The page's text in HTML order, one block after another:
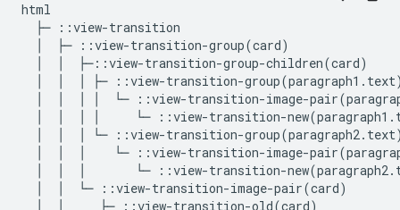
html
  ├─ ::view-transition
  │  ├─ ::view-transition-group(card)
  │  │  ├─::view-transition-group-children(card)
│  │  │ ├─ ::view-transition-
│  │  │ │  └─ ::view-transition-image-
│  │  │ │     └─ ::view-transition-
│  │  │ └─ ::view-transition-
│  │  │    └─ ::view-transition-image-
│  │  │       └─ ::view-transition-
  │  │  └─ ::view-transition-image-pair(card)
  │  │     ├─ ::view-transition-old(card)